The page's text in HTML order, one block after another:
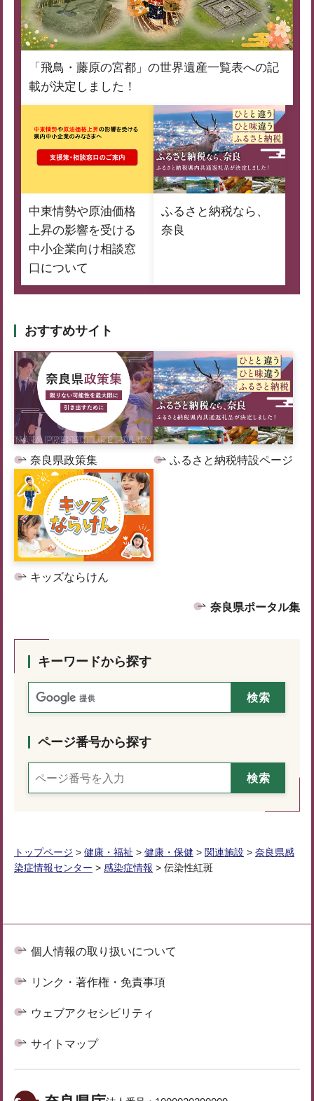
「飛鳥・藤原の宮都」の世界遺産一覧表への記
載が決定しました！
中東情勢や原油価格
上昇の影響を受ける
中小企業向け相談窓
口について
ふるさと納税なら、
奈良
おすすめサイト
奈良県政策集 ふるさと納税特設ページ
キッズならけん
奈良県ポータル集
キーワードから探す
ページ番号から探す
トップページ > 健康・福祉 > 健康・保健 > 関連施設 > 奈良県感
染症情報センター > 感染症情報 > 伝染性紅斑
個人情報の取り扱いについて
リンク・著作権・免責事項
ウェブアクセシビリティ
サイトマップ